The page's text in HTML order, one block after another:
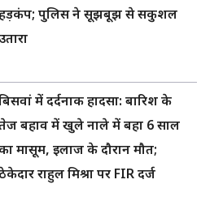
पुलिस ने सूझबूझ से सकुशल
में दर्दनाक हादसा: बारिश के
बहाव में खुले नाले में बहा 6 साल
मासूम, इलाज के दौरान मौत;
राहुल मिश्रा पर FIR दर्ज